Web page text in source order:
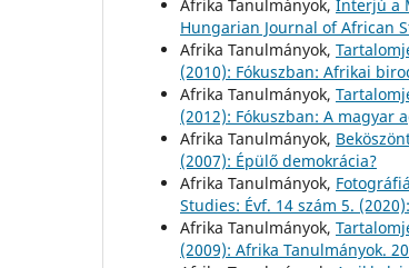
Afrika Tanulmányok, Interjú a
Hungarian Journal of African
Afrika Tanulmányok,
(2010): Fókuszban: Afrikai
Afrika Tanulmányok,
(2012): Fókuszban: A magyar
Afrika Tanulmányok,
(2007): Épülő demokrácia?
Afrika Tanulmányok,
Studies: Évf. 14 szám 5.
Afrika Tanulmányok,
(2009): Afrika Tanulmányok.